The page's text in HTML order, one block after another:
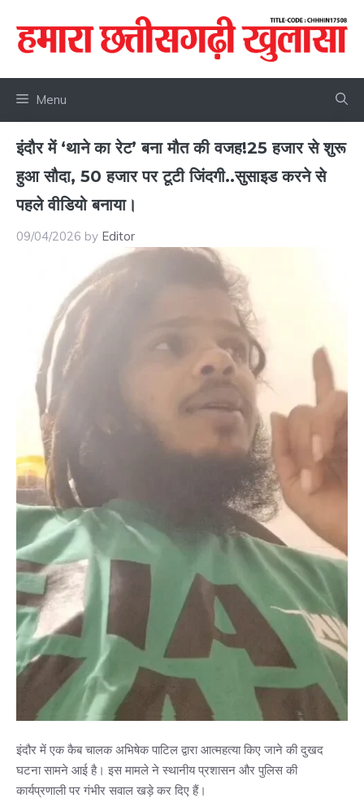
content
Menu
इंदौर में ‘थाने का रेट’ बना मौत की वजह!25 हजार से शुरू
हुआ सौदा, 50 हजार पर टूटी जिंदगी..सुसाइड करने से
पहले वीडियो बनाया।
09/04/2026 by Editor
इंदौर में एक कैब चालक अभिषेक पाटिल द्वारा आत्महत्या किए जाने की दुखद
घटना सामने आई है। इस मामले ने स्थानीय प्रशासन और पुलिस की
कार्यप्रणाली पर गंभीर सवाल खड़े कर दिए हैं।